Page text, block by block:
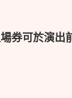
券可於演出